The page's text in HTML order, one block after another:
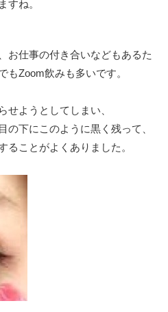
すね。
お仕事の付き合いなどもあるた
もZoom飲みも多いです。
せようとしてしまい、
の下にこのように黒く残って、
ることがよくありました。